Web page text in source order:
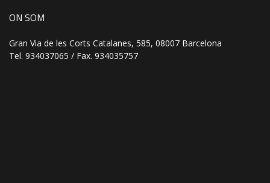
ON SOM
Gran Via de les Corts Catalanes, 585, 08007 Barcelona
Tel. 934037065 / Fax. 934035757